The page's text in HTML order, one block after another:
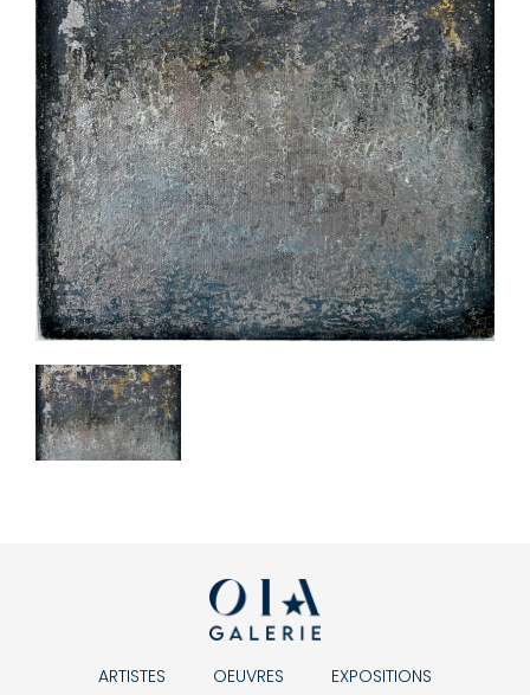
ARTISTES OEUVRES EXPOSITIONS